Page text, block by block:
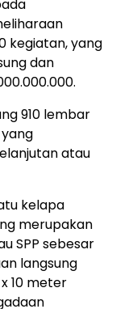
kegiatan, yang
dan
910 lembar
atau
kelapa
merupakan
SPP sebesar
langsung
10 meter